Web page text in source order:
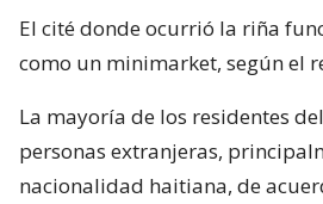
El cité donde ocurrió la riña
como un minimarket, según el
La mayoría de los residentes
personas extranjeras,
nacionalidad haitiana, de